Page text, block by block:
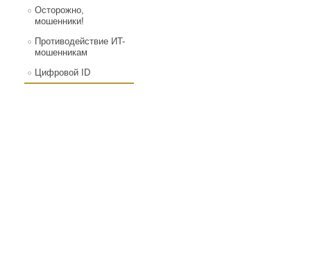
Осторожно,
мошенники!
Противодействие ИT-
мошенникам
Цифровой ID